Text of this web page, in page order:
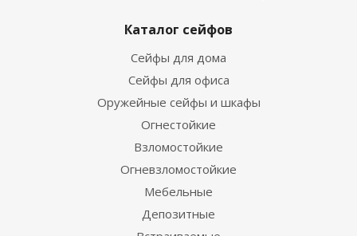
Каталог сейфов
Сейфы для дома
Сейфы для офиса
Оружейные сейфы и шкафы
Огнестойкие
Взломостойкие
Огневзломостойкие
Мебельные
Депозитные